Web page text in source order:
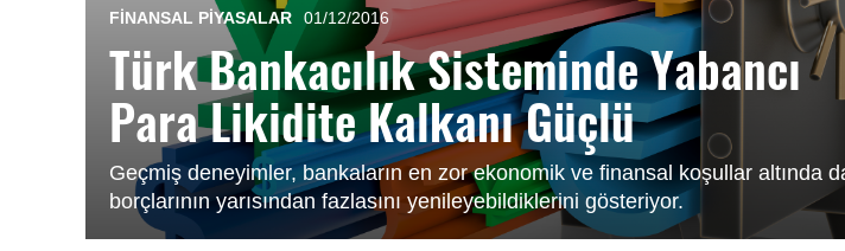
FINANSAL PIYASALAR 01/12/2016
Türk Bankacılık Sisteminde Yabancı
Para Likidite Kalkanı Güçlü
Geçmiş deneyimler, bankaların en zor ekonomik ve finansal koşullar altında
borçlarının yarısından fazlasını yenileyebildiklerini gösteriyor.